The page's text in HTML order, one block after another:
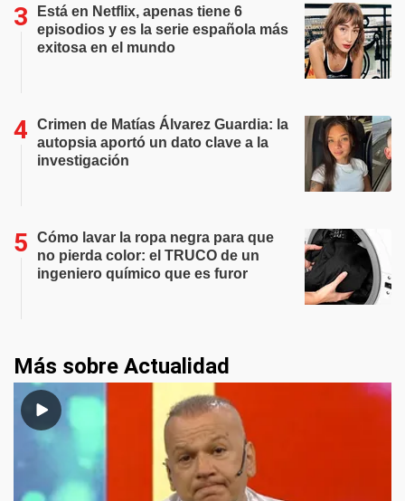
Está en Netflix, apenas tiene 6
episodios y es la serie española más
exitosa en el mundo
Crimen de Matías Álvarez Guardia: la
autopsia aportó un dato clave a la
investigación
Cómo lavar la ropa negra para que
no pierda color: el TRUCO de un
ingeniero químico que es furor
Más sobre Actualidad